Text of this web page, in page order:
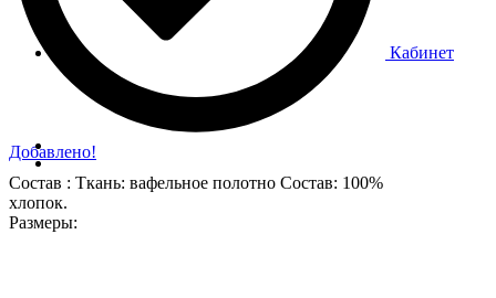
Добавлено!
Состав : Ткань: вафельное полотно Состав: 100%
хлопок.
Размеры:
Кабинет